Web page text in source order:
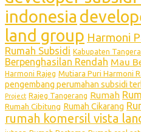
indonesia
land group Harmoni
Rumah Subsidi Kabupaten
Berpenghasilan Rendah Mau
Harmoni Rajeg Mutiara Puri Harmoni
pengembang perumahan subsidi
Project Rajeg Tangerang Rumah
Rumah Cibitung Rumah Cikarang
rumah komersil vista